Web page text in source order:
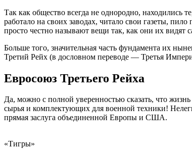
Так как общество всегда не однородно,
работало на своих заводах, читало свои газеты,
просто честно называют вещи так, как они их видят
Больше того, значительная часть фундамента их
Третий Рейх (в дословном переводе — Третья
Евросоюз Третьего Рейха
Да, можно с полной уверенностью сказать, что
сырья и комплектующих для военной техники!
прямая заслуга объединенной Европы и США.
«Тигры»